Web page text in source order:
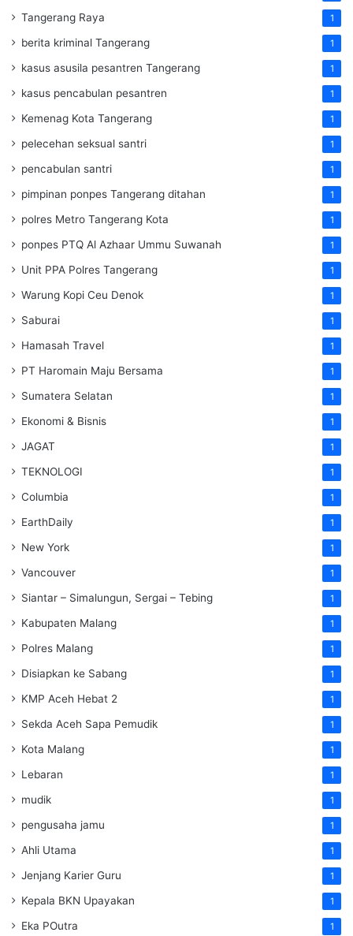
Tangerang Raya 1
berita kriminal Tangerang 1
kasus asusila pesantren Tangerang 1
kasus pencabulan pesantren 1
Kemenag Kota Tangerang 1
pelecehan seksual santri 1
pencabulan santri 1
pimpinan ponpes Tangerang ditahan 1
polres Metro Tangerang Kota 1
ponpes PTQ Al Azhaar Ummu Suwanah 1
Unit PPA Polres Tangerang 1
Warung Kopi Ceu Denok 1
Saburai 1
Hamasah Travel 1
PT Haromain Maju Bersama 1
Sumatera Selatan 1
Ekonomi & Bisnis 1
JAGAT 1
TEKNOLOGI 1
Columbia 1
EarthDaily 1
New York 1
Vancouver 1
Siantar – Simalungun, Sergai – Tebing 1
Kabupaten Malang 1
Polres Malang 1
Disiapkan ke Sabang 1
KMP Aceh Hebat 2 1
Sekda Aceh Sapa Pemudik 1
Kota Malang 1
Lebaran 1
mudik 1
pengusaha jamu 1
Ahli Utama 1
Jenjang Karier Guru 1
Kepala BKN Upayakan 1
Eka POutra 1